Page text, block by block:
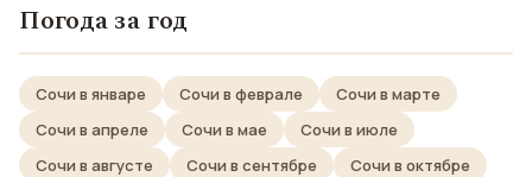
Погода за год
Сочи в январе Сочи в феврале
Сочи в марте
Сочи в апреле
Сочи в мае
Сочи в июле
Сочи в августе
Сочи в сентябре
Сочи в октябре